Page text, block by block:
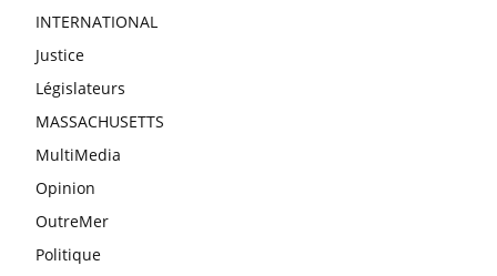
INTERNATIONAL
Justice
Législateurs
MASSACHUSETTS
MultiMedia
Opinion
OutreMer
Politique